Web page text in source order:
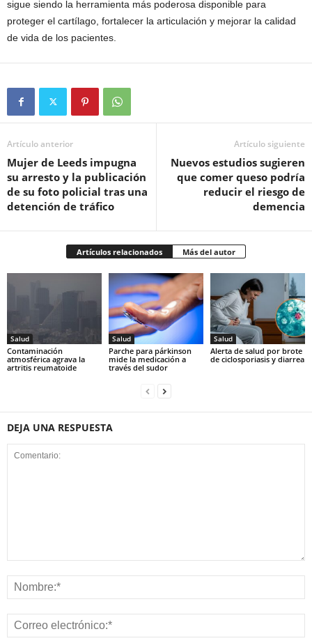
sigue siendo la herramienta más poderosa disponible para
proteger el cartílago, fortalecer la articulación y mejorar la calidad
de vida de los pacientes.
Artículo anterior
Mujer de Leeds impugna
su arresto y la publicación
de su foto policial tras una
detención de tráfico
Artículo siguiente
Nuevos estudios sugieren
que comer queso podría
reducir el riesgo de
demencia
Artículos relacionados Más del autor
Salud
Contaminación
atmosférica agrava la
artritis reumatoide
Salud
Parche para párkinson
mide la medicación a
través del sudor
Salud
Alerta de salud por brote
de ciclosporiasis y diarrea
DEJA UNA RESPUESTA